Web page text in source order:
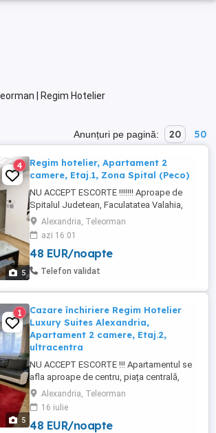
| Regim Hotelier
Anunțuri pe pagină: 20 50
5
4
Regim hotelier, Apartament 2
camere, Etaj.1, Zona Spital (Peco)
NU ACCEPT ESCORTE !!!!!!! Aproape de
Spitalul Judetean, Faculatatea Valahia,
Piata, Farmacie, Profi si magazine Non-
Stop. Se poate inchiria pe 24 ore cu suma
de 250 lei sau pe 3 ore cu suma de 150 lei.
-Centrala proprie. -Frigider. -Masina de
spălat. -Cuptor cu microunde. -Vesela
Alexandria, Teleorman
azi 16:01
48 EUR/noapte
Telefon validat
5
1
Cazare închiriere Regim Hotelier
Luxury Suites Alexandria,
Apartament 2 camere, Etaj.2,
ultracentra
NU ACCEPT ESCORTE !!! Apartamentul se
afla aproape de centru, piața centrală,
farmacii, Profi, Penny, Carrefour, Cinema.
Se poate închiria pe 24 ore cu suma de
250 lei sau pe 3 ore cu suma de 150 lei. -
Centrală proprie, -Frigider, -Mașină de
Alexandria, Teleorman
16 iulie
48 EUR/noapte